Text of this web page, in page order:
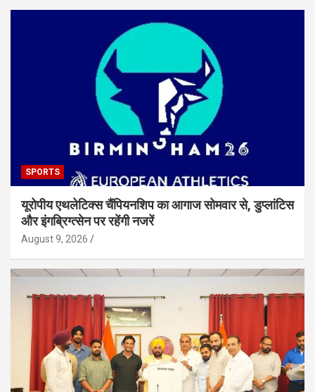
SPORTS
यूरोपीय एथलेटिक्स चैंपियनशिप का आगाज सोमवार से, डुप्लांटिस
और इंगब्रिग्त्सेन पर रहेंगी नजरें
August 9, 2026